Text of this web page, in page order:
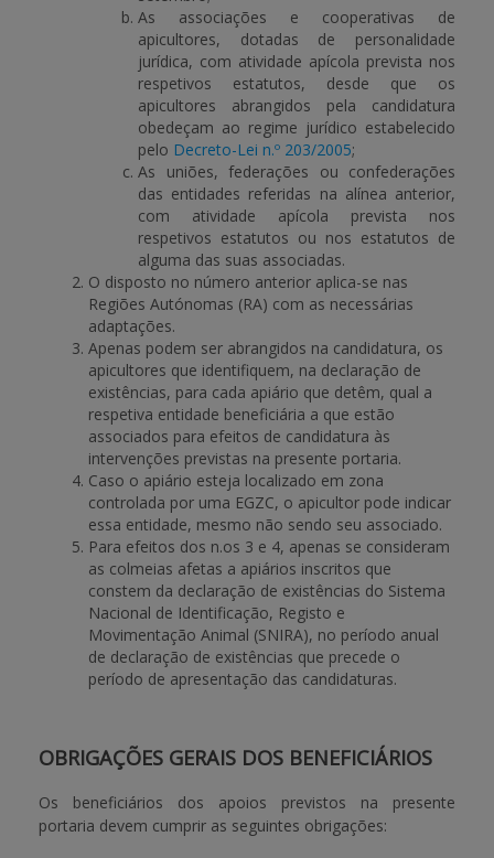
As associações e cooperativas de
apicultores, dotadas de personalidade
jurídica, com atividade apícola prevista nos
respetivos estatutos, desde que os
apicultores abrangidos pela candidatura
obedeçam ao regime jurídico estabelecido
pelo Decreto-Lei n.º 203/2005;
As uniões, federações ou confederações
das entidades referidas na alínea anterior,
com atividade apícola prevista nos
respetivos estatutos ou nos estatutos de
alguma das suas associadas.
O disposto no número anterior aplica-se nas
Regiões Autónomas (RA) com as necessárias
adaptações.
Apenas podem ser abrangidos na candidatura, os
apicultores que identifiquem, na declaração de
existências, para cada apiário que detêm, qual a
respetiva entidade beneficiária a que estão
associados para efeitos de candidatura às
intervenções previstas na presente portaria.
Caso o apiário esteja localizado em zona
controlada por uma EGZC, o apicultor pode indicar
essa entidade, mesmo não sendo seu associado.
Para efeitos dos n.os 3 e 4, apenas se consideram
as colmeias afetas a apiários inscritos que
constem da declaração de existências do Sistema
Nacional de Identificação, Registo e
Movimentação Animal (SNIRA), no período anual
de declaração de existências que precede o
período de apresentação das candidaturas.
OBRIGAÇÕES GERAIS DOS BENEFICIÁRIOS
Os beneficiários dos apoios previstos na presente
portaria devem cumprir as seguintes obrigações: